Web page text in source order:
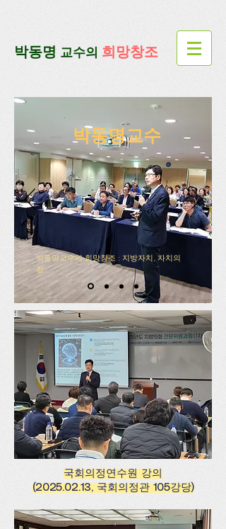
​박동명 교수의 희망창조
박동명교수
박동명교수의 희망창조 : 지방자치, 자치의
정
국회의정연수원 강의
​(2025.02.13, 국회의정관 105강당)